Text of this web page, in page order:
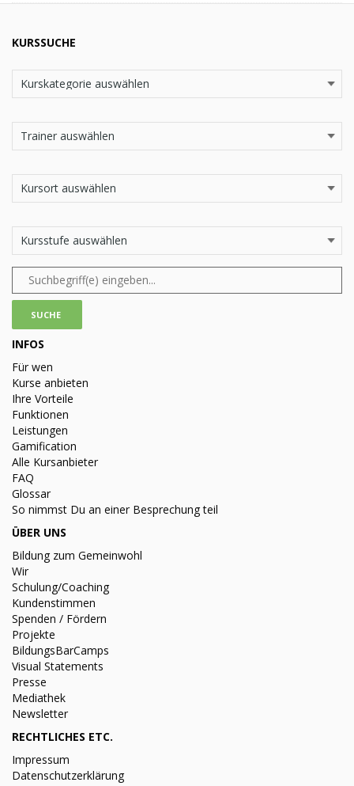
KURSSUCHE
INFOS
Für wen
Kurse anbieten
Ihre Vorteile
Funktionen
Leistungen
Gamification
Alle Kursanbieter
FAQ
Glossar
So nimmst Du an einer Besprechung teil
ÜBER UNS
Bildung zum Gemeinwohl
Wir
Schulung/Coaching
Kundenstimmen
Spenden / Fördern
Projekte
BildungsBarCamps
Visual Statements
Presse
Mediathek
Newsletter
RECHTLICHES ETC.
Impressum
Datenschutzerklärung